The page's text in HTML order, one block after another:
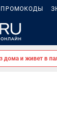
ПРОМОКОДЫ
дома и живет в